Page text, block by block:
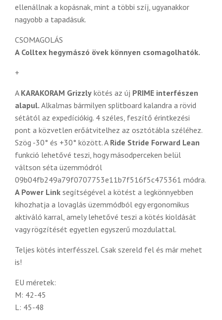
ellenállnak a kopásnak, mint a többi szíj, ugyanakkor
nagyobb a tapadásuk.
CSOMAGOLÁS
A Colltex hegymászó övek könnyen csomagolhatók.
+
A KARAKORAM Grizzly kötés az új PRIME interfészen
alapul. Alkalmas bármilyen splitboard kalandra a rövid
sétától az expedíciókig. 4 széles, feszítő érintkezési
pont a közvetlen erőátvitelhez az osztótábla széléhez.
Szög -30° és +30° között. A Ride Stride Forward Lean
funkció lehetővé teszi, hogy másodperceken belül
váltson séta üzemmódról
09b04fb249a79f0707753e11b7f516f5c475361 módra.
A Power Link segítségével a kötést a legkönnyebben
kihozhatja a lovaglás üzemmódból egy ergonomikus
aktiváló karral, amely lehetővé teszi a kötés kioldását
vagy rögzítését egyetlen egyszerű mozdulattal.
Teljes kötés interfésszel. Csak szereld fel és már mehet
is!
EU méretek:
M: 42-45
L: 45-48